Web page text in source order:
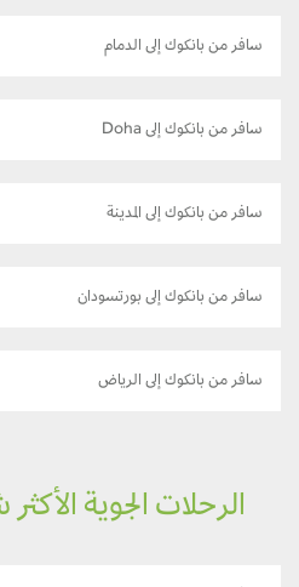
سافر من بانكوك إلى الدمام
سافر من بانكوك إلى Doha
سافر من بانكوك إلى المدينة
سافر من بانكوك إلى بورتسودان
سافر من بانكوك إلى الرياض
الرحلات الجوية الأكثر